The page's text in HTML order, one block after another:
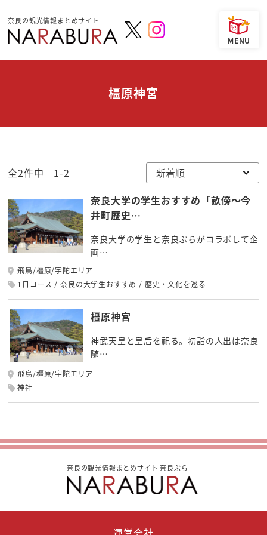
奈良の観光情報まとめサイト
橿原神宮
全2件中 1-2
奈良大学の学生おすすめ「畝傍～今
井町歴史…
奈良大学の学生と奈良ぶらがコラボして企
画…
飛鳥/橿原/宇陀エリア
1日コース
奈良の大学生おすすめ 歴史・文化を巡る
橿原神宮
神武天皇と皇后を祀る。初詣の人出は奈良
随…
飛鳥/橿原/宇陀エリア
神社
奈良の観光情報まとめサイト 奈良ぶら